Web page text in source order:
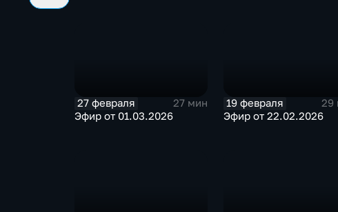
27 февраля
27 мин
Эфир от 01.03.2026
19 февраля
29
Эфир от 22.02.2026